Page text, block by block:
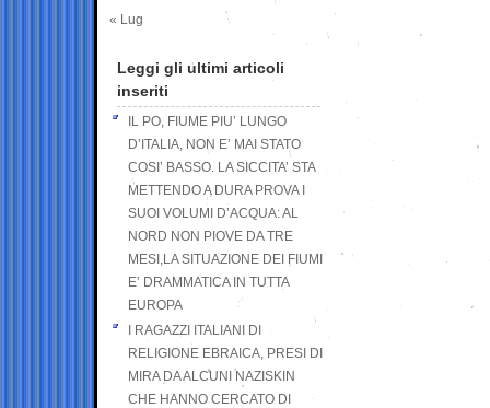
« Lug
Leggi gli ultimi articoli
inseriti
IL PO, FIUME PIU’ LUNGO
D’ITALIA, NON E’ MAI STATO
COSI’ BASSO. LA SICCITA’ STA
METTENDO A DURA PROVA I
SUOI VOLUMI D’ACQUA: AL
NORD NON PIOVE DA TRE
MESI,LA SITUAZIONE DEI FIUMI
E’ DRAMMATICA IN TUTTA
EUROPA
I RAGAZZI ITALIANI DI
RELIGIONE EBRAICA, PRESI DI
MIRA DA ALCUNI NAZISKIN
CHE HANNO CERCATO DI